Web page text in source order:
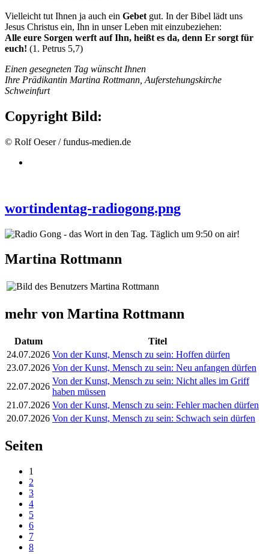
Vielleicht tut Ihnen ja auch ein Gebet gut. In der Bibel lädt uns
Jesus Christus ein, Ihn in unser Leben mit einzubeziehen:
Alle eure Sorgen werft auf Ihn, heißt es da, denn Er sorgt für
euch! (1. Petrus 5,7)
Einen gesegneten Tag wünscht Ihnen
Ihre Prädikantin Martina Rottmann, Auferstehungskirche
Schweinfurt
Copyright Bild:
© Rolf Oeser / fundus-medien.de
wortindentag-radiogong.png
Martina Rottmann
mehr von Martina Rottmann
Datum
Titel
24.07.2026 Von der Kunst, Mensch zu sein: Hoffen dürfen
23.07.2026 Von der Kunst, Mensch zu sein: Neu anfangen dürfen
22.07.2026
Von der Kunst, Mensch zu sein: Nicht alles im Griff
haben müssen
21.07.2026 Von der Kunst, Mensch zu sein: Fehler machen dürfen
20.07.2026 Von der Kunst, Mensch zu sein: Schwach sein dürfen
Seiten
1
2
3
4
5
6
7
8